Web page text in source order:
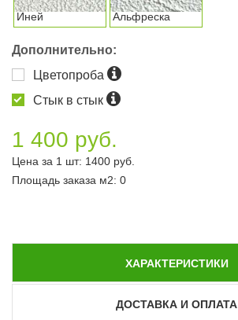
Иней Альфреска
Дополнительно:
Цветопроба
Стык в стык
1 400 руб.
Цена за 1 шт: 1400 руб.
Площадь заказа м2: 0
ХАРАКТЕРИСТИКИ
ДОСТАВКА И ОПЛАТА